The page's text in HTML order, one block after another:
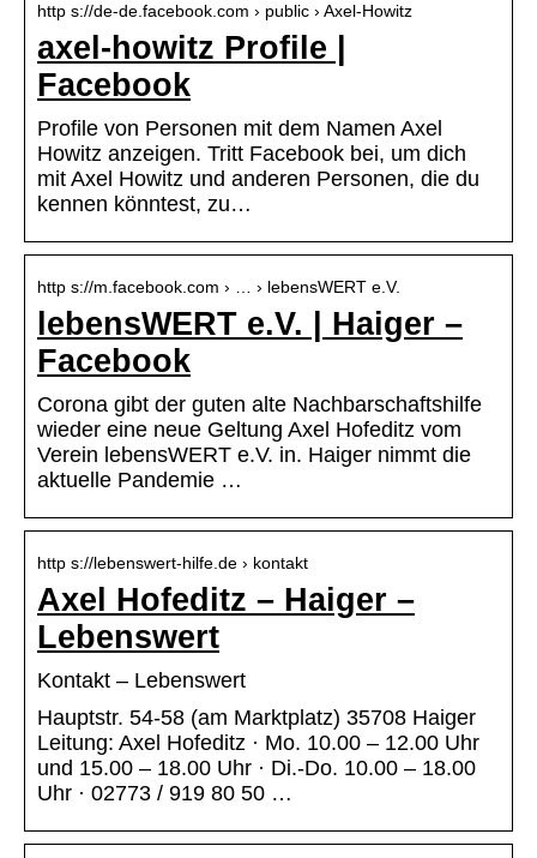
http s://de-de.facebook.com › public › Axel-Howitz
axel-howitz Profile |
Facebook
Profile von Personen mit dem Namen Axel
Howitz anzeigen. Tritt Facebook bei, um dich
mit Axel Howitz und anderen Personen, die du
kennen könntest, zu…
http s://m.facebook.com › … › lebensWERT e.V.
lebensWERT e.V. | Haiger –
Facebook
Corona gibt der guten alte Nachbarschaftshilfe
wieder eine neue Geltung Axel Hofeditz vom
Verein lebensWERT e.V. in. Haiger nimmt die
aktuelle Pandemie …
http s://lebenswert-hilfe.de › kontakt
Axel Hofeditz – Haiger –
Lebenswert
Kontakt – Lebenswert
Hauptstr. 54-58 (am Marktplatz) 35708 Haiger
Leitung: Axel Hofeditz · Mo. 10.00 – 12.00 Uhr
und 15.00 – 18.00 Uhr · Di.-Do. 10.00 – 18.00
Uhr · 02773 / 919 80 50 …